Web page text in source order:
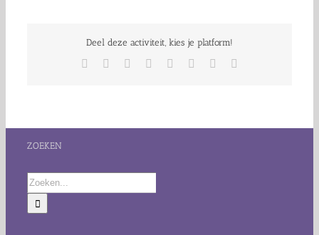
Deel deze activiteit, kies je platform!
Facebook Reddit LinkedIn
TumblrPinterest
ZOEKEN
Zoeken
naar: